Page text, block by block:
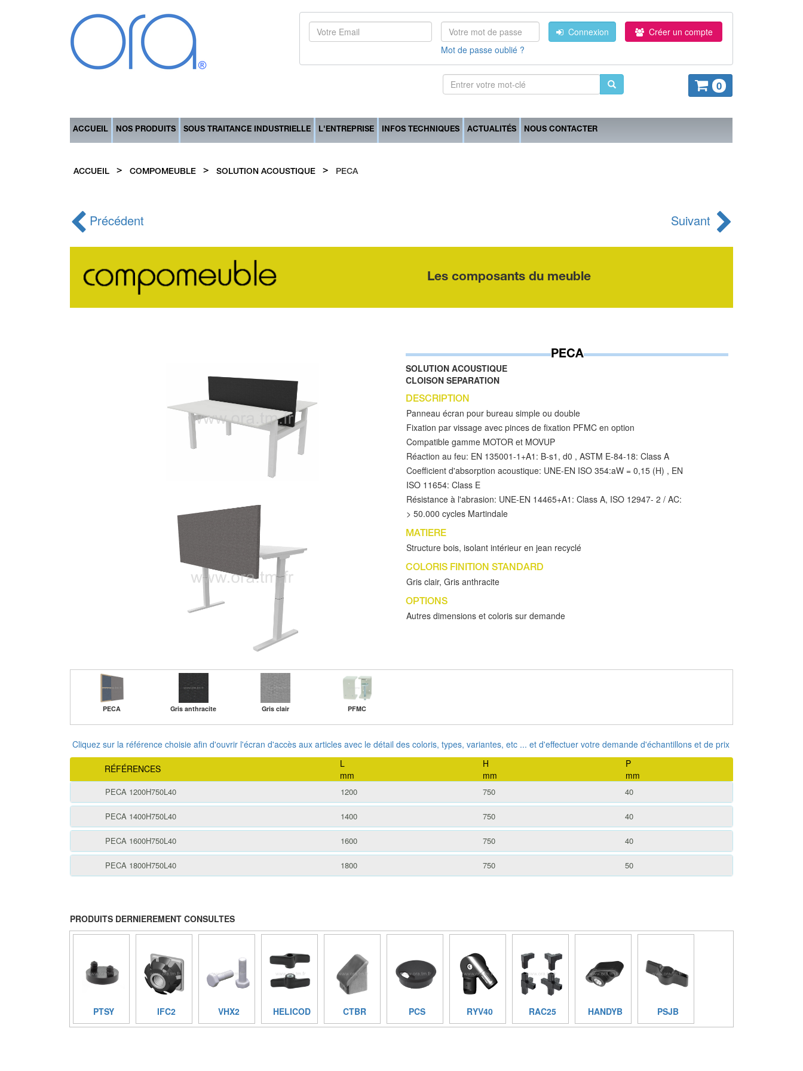
Mot de passe oublié ?
Connexion Créer un compte
0
ACCUEIL NOS PRODUITS SOUS TRAITANCE INDUSTRIELLE L'ENTREPRISE INFOS TECHNIQUES ACTUALITÉS NOUS CONTACTER
ACCUEIL > COMPOMEUBLE > SOLUTION ACOUSTIQUE > PECA
Précédent Suivant
Les composants du meuble
PECA
SOLUTION ACOUSTIQUE
CLOISON SEPARATION
DESCRIPTION
Panneau écran pour bureau simple ou double
Fixation par vissage avec pinces de fixation PFMC en option
Compatible gamme MOTOR et MOVUP
Réaction au feu: EN 135001-1+A1: B-s1, d0 , ASTM E-84-18: Class A
Coefficient d'absorption acoustique: UNE-EN ISO 354:aW = 0,15 (H) , EN
ISO 11654: Class E
Résistance à l'abrasion: UNE-EN 14465+A1: Class A, ISO 12947- 2 / AC:
> 50.000 cycles Martindale
MATIERE
Structure bois, isolant intérieur en jean recyclé
COLORIS FINITION STANDARD
Gris clair, Gris anthracite
OPTIONS
Autres dimensions et coloris sur demande
PECA Gris anthracite Gris clair PFMC
Cliquez sur la référence choisie afin d'ouvrir l'écran d'accès aux articles avec le détail des coloris, types, variantes, etc ... et d'effectuer votre demande d'échantillons et de prix
RÉFÉRENCES
L
mm
H
mm
P
mm
PECA 1200H750L40 1200 750 40
PECA 1400H750L40 1400 750 40
PECA 1600H750L40 1600 750 40
PECA 1800H750L40 1800 750 50
PRODUITS DERNIEREMENT CONSULTES
PTSY IFC2 VHX2 HELICOD CTBR PCS RYV40 RAC25 HANDYB PSJB